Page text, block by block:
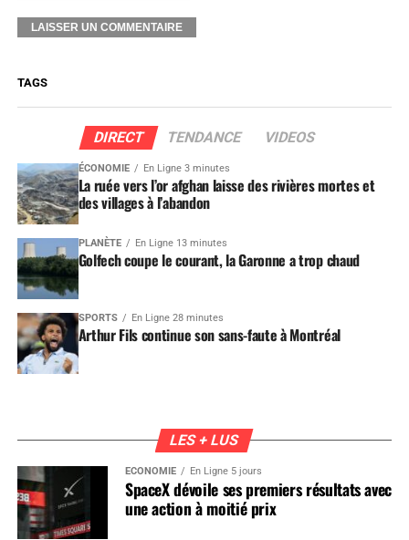
TAGS
DIRECT TENDANCE VIDEOS
ÉCONOMIE En Ligne 3 minutes
La ruée vers l’or afghan laisse des rivières mortes et
des villages à l’abandon
PLANÈTE En Ligne 13 minutes
Golfech coupe le courant, la Garonne a trop chaud
SPORTS En Ligne 28 minutes
Arthur Fils continue son sans-faute à Montréal
LES + LUS
ÉCONOMIE En Ligne 5 jours
SpaceX dévoile ses premiers résultats avec
une action à moitié prix